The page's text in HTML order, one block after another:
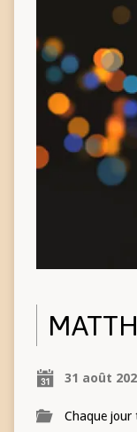
31 août
Chaque jour